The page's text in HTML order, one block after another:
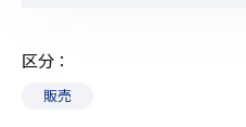
区分
販売